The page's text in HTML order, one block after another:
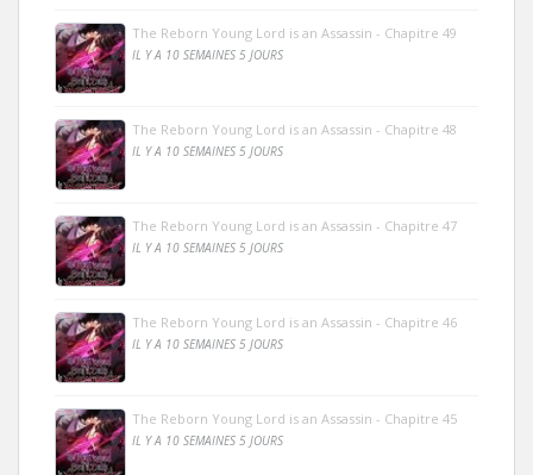
The Reborn Young Lord is an Assassin - Chapitre 49
IL Y A 10 SEMAINES 5 JOURS
The Reborn Young Lord is an Assassin - Chapitre 48
IL Y A 10 SEMAINES 5 JOURS
The Reborn Young Lord is an Assassin - Chapitre 47
IL Y A 10 SEMAINES 5 JOURS
The Reborn Young Lord is an Assassin - Chapitre 46
IL Y A 10 SEMAINES 5 JOURS
The Reborn Young Lord is an Assassin - Chapitre 45
IL Y A 10 SEMAINES 5 JOURS